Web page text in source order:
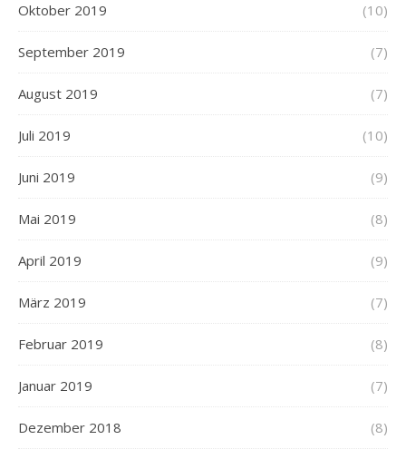
Oktober 2019 (10)
September 2019 (7)
August 2019 (7)
Juli 2019 (10)
Juni 2019 (9)
Mai 2019 (8)
April 2019 (9)
März 2019 (7)
Februar 2019 (8)
Januar 2019 (7)
Dezember 2018 (8)